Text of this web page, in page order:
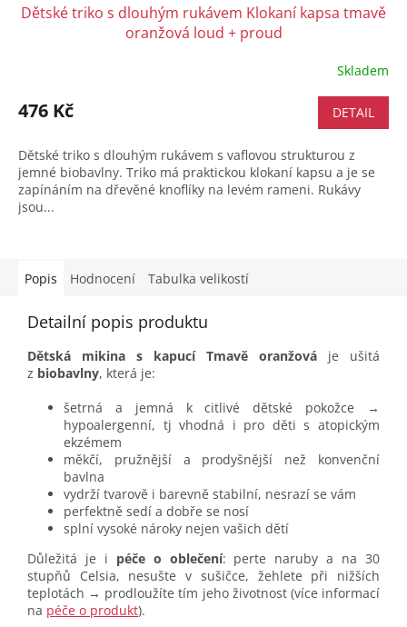
Dětské triko s dlouhým rukávem Klokaní kapsa tmavě
oranžová loud + proud
Skladem
476 Kč DETAIL
Dětské triko s dlouhým rukávem s vaflovou strukturou z
jemné biobavlny. Triko má praktickou klokaní kapsu a je se
zapínáním na dřevěné knoflíky na levém rameni. Rukávy
jsou...
Popis Hodnocení Tabulka velikostí
Detailní popis produktu
Dětská mikina s kapucí Tmavě oranžová je ušitá
z biobavlny, která je:
šetrná a jemná k citlivé dětské pokožce →
hypoalergenní, tj vhodná i pro děti s atopickým
ekzémem
měkčí, pružnější a prodyšnější než konvenční
bavlna
vydrží tvarově i barevně stabilní, nesrazí se vám
perfektně sedí a dobře se nosí
splní vysoké nároky nejen vašich dětí
Důležitá je i péče o oblečení: perte naruby a na 30
stupňů Celsia, nesušte v sušičce, žehlete při nižších
teplotách → prodloužíte tím jeho životnost (více informací
na péče o produkt).